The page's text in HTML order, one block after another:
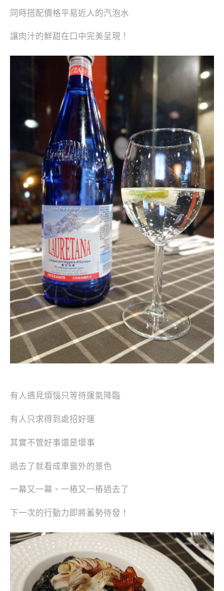
同時搭配價格平易近人的汽泡水
讓肉汁的鮮甜在口中完美呈現！
有人遇見煩惱只等待運氣降臨
有人只求得到處招好運
其實不管好事還是壞事
過去了就看成車窗外的景色
一幕又一幕、一樁又一樁過去了
下一次的行動力即將蓄勢待發！